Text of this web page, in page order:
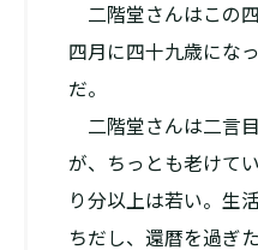
二階堂さんはこの
四月に四十九歳にな
だ。
二階堂さんは二言
が、ちっとも老けて
り分以上は若い。生
ちだし、還暦を過ぎ